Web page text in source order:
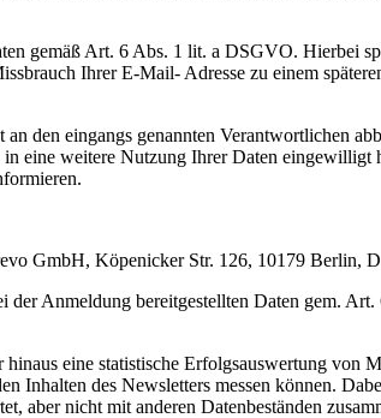
gemäß Art. 6 Abs. 1 lit. a DSGVO. Hierbei
Ihrer E-Mail- Adresse zu einem
den eingangs genannten Verantwortlichen
eine weitere Nutzung Ihrer Daten eingewilligt
GmbH, Köpenicker Str. 126, 10179 Berlin,
der Anmeldung bereitgestellten Daten gem.
eine statistische Erfolgsauswertung von
Inhalten des Newsletters messen können.
aber nicht mit anderen Datenbeständen